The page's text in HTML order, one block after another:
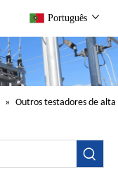
Português
» Outros testadores de alta